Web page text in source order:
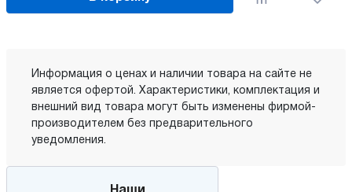
Информация о ценах и наличии товара на сайте не
является офертой. Характеристики, комплектация и
внешний вид товара могут быть изменены фирмой-
производителем без предварительного
уведомления.